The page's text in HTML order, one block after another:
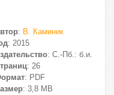
: В. Каминик
: 2015
: С.-Пб.: б.и.
: 26
: PDF
: 3,8 МВ